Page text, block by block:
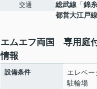
交通
総武線 「錦
都営大江戸線
エムエフ両国 専用
情報
設備条件
エレベー
駐輪場